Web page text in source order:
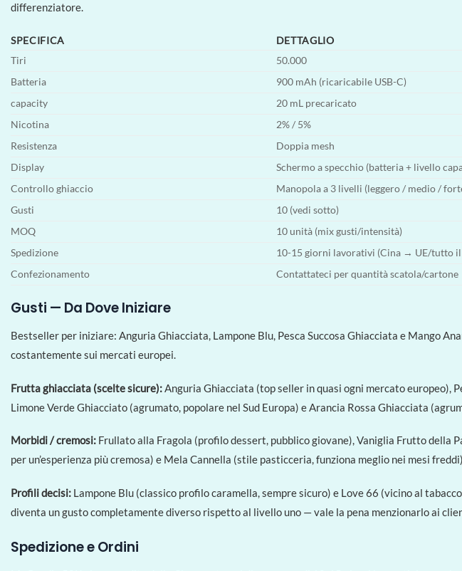
differenziatore.
SPECIFICA
DETTAGLIO
Tiri
50.000
Batteria
900 mAh (ricaricabile USB-C)
capacity
20 mL precaricato
Nicotina
2% / 5%
Resistenza
Doppia mesh
Display
Schermo a specchio (batteria + livello
Controllo ghiaccio
Manopola a 3 livelli (leggero / medio /
Gusti
10 (vedi sotto)
MOQ
10 unità (mix gusti/intensità)
Spedizione
10-15 giorni lavorativi (Cina → UE/tutto il
Confezionamento
Contattateci per quantità scatola/cartone
Gusti — Da Dove Iniziare
Bestseller per iniziare: Anguria Ghiacciata, Lampone Blu, Pesca Succosa Ghiacciata e Mango
costantemente sui mercati europei.
Frutta ghiacciata (scelte sicure):Anguria Ghiacciata (top seller in quasi ogni mercato europeo),
Limone Verde Ghiacciato (agrumato, popolare nel Sud Europa) e Arancia Rossa Ghiacciata
Morbidi / cremosi: Frullato alla Fragola (profilo dessert, pubblico giovane), Vaniglia Frutto
per un’esperienza più cremosa) e Mela Cannella (stile pasticceria, funziona meglio nei mesi
Profili decisi: Lampone Blu (classico profilo caramella, sempre sicuro) e Love 66 (vicino al
diventa un gusto completamente diverso rispetto al livello uno — vale la pena menzionarlo ai
Spedizione e Ordini